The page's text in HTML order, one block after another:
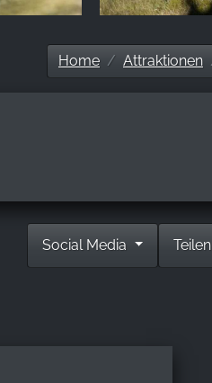
Home Attraktionen
Teilen
Social Media